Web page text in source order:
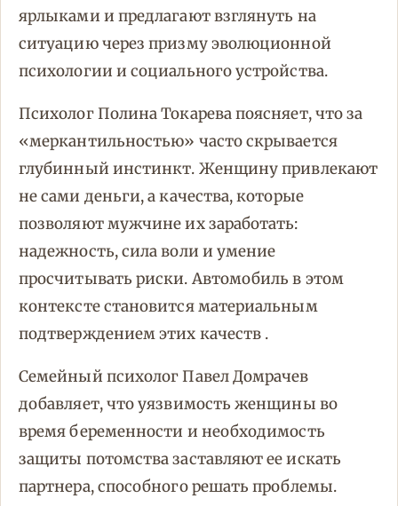
ярлыками и предлагают взглянуть на
ситуацию через призму эволюционной
психологии и социального устройства.
Психолог Полина Токарева поясняет, что за
«меркантильностью» часто скрывается
глубинный инстинкт. Женщину привлекают
не сами деньги, а качества, которые
позволяют мужчине их заработать:
надежность, сила воли и умение
просчитывать риски. Автомобиль в этом
контексте становится материальным
подтверждением этих качеств .
Семейный психолог Павел Домрачев
добавляет, что уязвимость женщины во
время беременности и необходимость
защиты потомства заставляют ее искать
партнера, способного решать проблемы.